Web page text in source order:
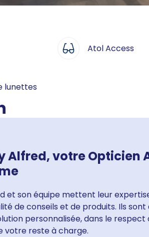
Atol Access
lunettes
Alfred, votre Opticien
et son équipe mettent leur
de conseils et de produits. Ils
personnalisée, dans le respect
votre reste à charge.